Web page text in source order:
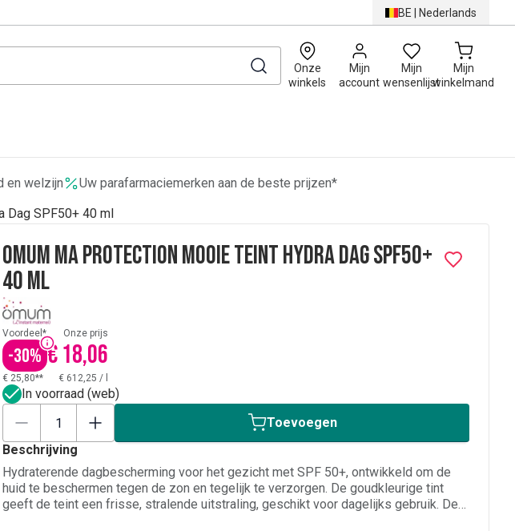
BE | Nederlands
Onze
winkels
Mijn
account
Mijn
wensenlijst
Mijn
winkelmand
0
en welzijn
Uw parafarmaciemerken aan de beste prijzen*
Dag SPF50+ 40 ml
Omum Ma Protection Mooie Teint Hydra Dag SPF50+
40 ml
Voordeel*
-30%
Onze prijs
€ 18,06
€ 25,80** € 612,25 /
In voorraad (web)
Toevoegen
Beschrijving
Hydraterende dagbescherming voor het gezicht met SPF 50+, ontwikkeld om de
huid te beschermen tegen de zon en tegelijk te verzorgen. De goudkleurige tint
geeft de teint een frisse, stralende uitstraling, geschikt voor dagelijks gebruik. De